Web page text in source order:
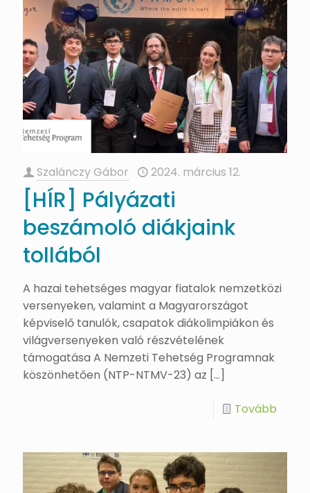
Szalánczy Gábor 2024. március 12.
[HÍR] Pályázati
beszámoló diákjaink
tollából
A hazai tehetséges magyar fiatalok nemzetközi
versenyeken, valamint a Magyarországot
képviselő tanulók, csapatok diákolimpiákon és
világversenyeken való részvételének
támogatása A Nemzeti Tehetség Programnak
köszönhetően (NTP-NTMV-23) az […]
Tovább